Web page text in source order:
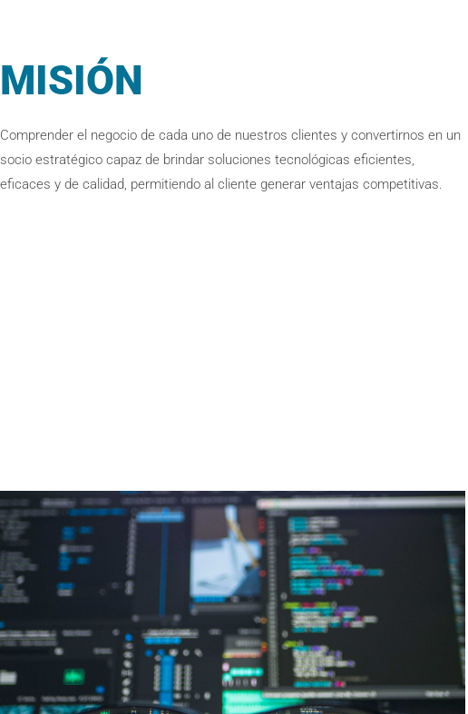
MISIÓN
Comprender el negocio de cada uno de nuestros clientes y convertirnos en un
socio estratégico capaz de brindar soluciones tecnológicas eficientes,
eficaces y de calidad, permitiendo al cliente generar ventajas competitivas.